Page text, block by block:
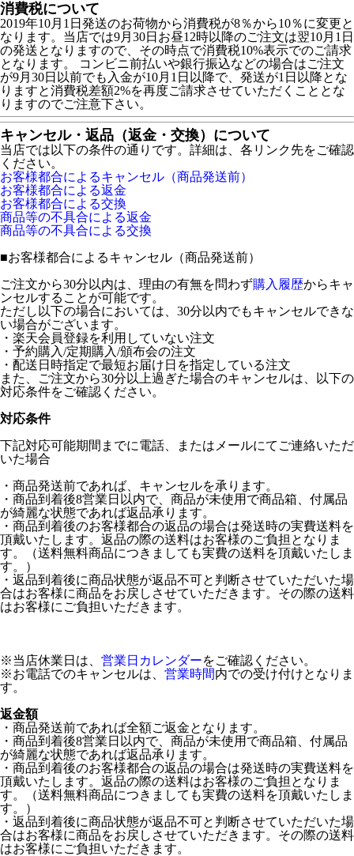
消費税について
2019年10月1日発送のお荷物から消費税が8％から10％に変更と
なります。当店では9月30日お昼12時以降のご注文は翌10月1日
の発送となりますので、その時点で消費税10%表示でのご請求
となります。 コンビニ前払いや銀行振込などの場合はご注文
が9月30日以前でも入金が10月1日以降で、発送が1日以降とな
りますと消費税差額2%を再度ご請求させていただくこととな
りますのでご注意下さい。
キャンセル・返品（返金・交換）について
当店では以下の条件の通りです。詳細は、各リンク先をご確認
ください。
お客様都合によるキャンセル（商品発送前）
お客様都合による返金
お客様都合による交換
商品等の不具合による返金
商品等の不具合による交換
■お客様都合によるキャンセル（商品発送前）
ご注文から30分以内は、理由の有無を問わず購入履歴からキャ
ンセルすることが可能です。
ただし以下の場合においては、30分以内でもキャンセルできな
い場合がございます。
・楽天会員登録を利用していない注文
・予約購入/定期購入/頒布会の注文
・配送日時指定で最短お届け日を指定している注文
また、ご注文から30分以上過ぎた場合のキャンセルは、以下の
対応条件をご確認ください。
対応条件
下記対応可能期間までに電話、またはメールにてご連絡いただ
いた場合
・商品発送前であれば、キャンセルを承ります。
・商品到着後8営業日以内で、商品が未使用で商品箱、付属品
が綺麗な状態であれば返品承ります。
・商品到着後のお客様都合の返品の場合は発送時の実費送料を
頂戴いたします。返品の際の送料はお客様のご負担となりま
す。（送料無料商品につきましても実費の送料を頂戴いたしま
す。）
・返品到着後に商品状態が返品不可と判断させていただいた場
合はお客様に商品をお戻しさせていただきます。その際の送料
はお客様にご負担いただきます。
※当店休業日は、 営業日カレンダーをご確認ください。
※お電話でのキャンセルは、 営業時間内での受け付けとなりま
す。
返金額
・商品発送前であれば全額ご返金となります。
・商品到着後8営業日以内で、商品が未使用で商品箱、付属品
が綺麗な状態であれば返品承ります。
・商品到着後のお客様都合の返品の場合は発送時の実費送料を
頂戴いたします。返品の際の送料はお客様のご負担となりま
す。（送料無料商品につきましても実費の送料を頂戴いたしま
す。）
・返品到着後に商品状態が返品不可と判断させていただいた場
合はお客様に商品をお戻しさせていただきます。その際の送料
はお客様にご負担いただきます。